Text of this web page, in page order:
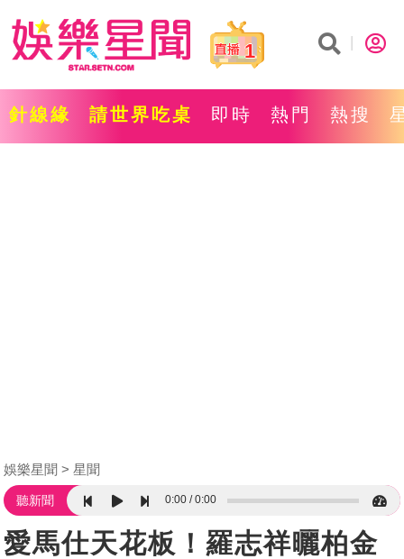
1
針線緣 請世界吃桌 即時 熱門 熱搜
娛樂星聞 星聞
聽新聞 0:00 0:00
愛馬仕天花板！羅志祥曬柏金